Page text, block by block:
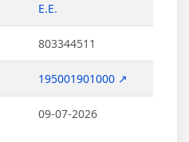
Ε.Ε.
803344511
195001901000 ↗
09-07-2026